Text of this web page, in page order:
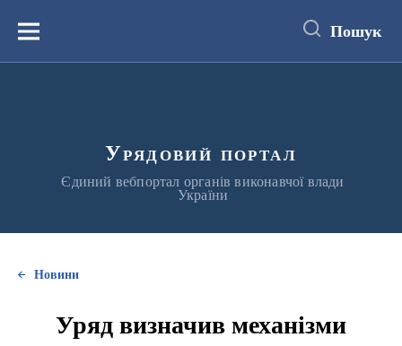
вмістуМеню Пошук
Урядовий портал
Єдиний вебпортал органів виконавчої влади
України
Новини
Уряд визначив механізми